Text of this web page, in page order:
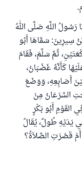
اللَّهِ صَلَّى اللهُ
سِيرِينَ: سَمَّاهَا أَبُو
ثُمَّ سَلَّمَ، فَقَامَ
كَأَنَّهُ غَضْبَانُ،
أَصَابِعِهِ، وَوَضَعَ
السَّرَعَانُ مِنْ
القَوْمِ أَبُو بَكْرٍ
يَدَيْهِ طُولٌ، يُقَالُ
أَمْ قَصُرَتِ الصَّلاَةُ؟